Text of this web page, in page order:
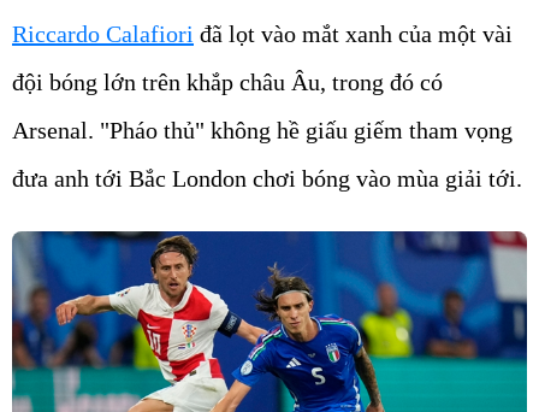
Riccardo Calafiori đã lọt vào mắt xanh của một vài
đội bóng lớn trên khắp châu Âu, trong đó có
Arsenal. "Pháo thủ" không hề giấu giếm tham vọng
đưa anh tới Bắc London chơi bóng vào mùa giải tới.